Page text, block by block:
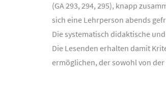
(GA 293, 294, 295), knapp
sich eine Lehrperson abends
Die systematisch didaktische
Die Lesenden erhalten damit
ermöglichen, der sowohl von